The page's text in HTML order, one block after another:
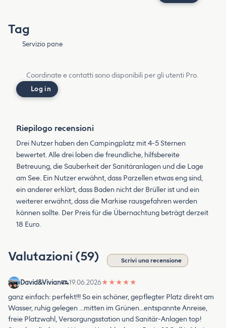
Tag
Servizio pane
Coordinate e contatti sono disponibili per gli utenti Pro.
Log in
Riepilogo recensioni
Drei Nutzer haben den Campingplatz mit 4-5 Sternen
bewertet. Alle drei loben die freundliche, hilfsbereite
Betreuung, die Sauberkeit der Sanitäranlagen und die Lage
am See. Ein Nutzer erwähnt, dass Parzellen etwas eng sind,
ein anderer erklärt, dass Baden nicht der Brüller ist und ein
weiterer erwähnt, dass die Markise rausgefahren werden
können sollte. Der Preis für die Übernachtung beträgt derzeit
18 Euro.
Valutazioni (59) Scrivi una recensione
David&Vivian 19.06.2026★ ★ ★ ★ ★
ganz einfach: perfekt!!! So ein schöner, gepflegter Platz direkt am
Wasser, ruhig gelegen …mitten im Grünen…entspannte Anreise,
freie Platzwahl, Versorgungsstation und Sanitär-Anlagen top!